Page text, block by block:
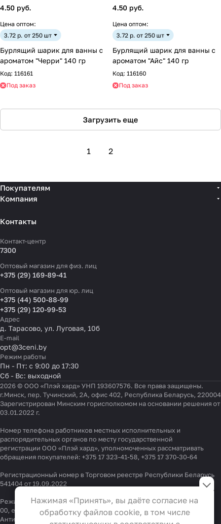
4.50 руб.
Цена оптом:
3.72 р. от 250 шт
Бурлящий шарик для ванны с
ароматом "Черри" 140 гр
Код: 116161
Под заказ
4.50 руб.
Цена оптом:
3.72 р. от 250 шт
Бурлящий шарик для ванны с
ароматом "Айс" 140 гр
Код: 116160
Под заказ
Загрузить еще
1 2
Покупателям
Компания
Контакты
Контакт-центр
7300
Оптовый магазин для физ. лиц
+375 (29) 169-89-41
Оптовый магазин для юр. лиц
+375 (44) 500-88-99
+375 (29) 120-99-53
Адрес
д. Тарасово, ул. Луговая, 10б
E-mail
opt@3ceni.by
Режим работы
Пн - Пт: с 9:00 до 17:30
Сб - Вс: выходной
2026 © ООО «Плэй хард» УНП 193607576. Все права защищены.
г.Минск, пер. Тучинский, 2А, офис 402, Республика Беларусь, 220004
Зарегистрирован Минским горисполкомом на основании решения от
03.01.2022 г.
Номер телефона работников местных исполнительных и
распорядительных органов по месту государственной
регистрации ООО «Плэй хард», уполномоченных рассматривать
обращения покупателей: +375 17 323-41-58, +375 17 370-30-64
Регистрационный номер в Торговом реестре Республики Беларусь
541404 от 19.09.2022
Режим работы "горячей линии": 9:00 – 17:30, Тел.:+375 (29) 337-33-
00, e-mail:
info@3ceni.by
Антикоррупционная политика
, адрес электронной почты для
Настройки файлов cookie
Функциональные
Эти файлы необходимы для
функционирования сайта и не
Нажимая «Принять», вы даёте согласие на
обработку файлов cookie, в том числе